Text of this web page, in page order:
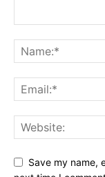
Save my name,